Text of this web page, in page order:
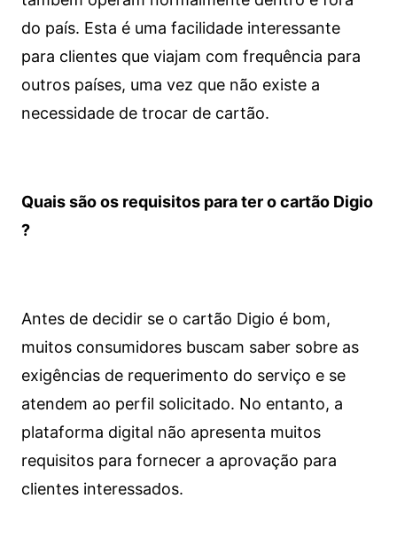
do país. Esta é uma facilidade interessante
para clientes que viajam com frequência para
outros países, uma vez que não existe a
necessidade de trocar de cartão.
Quais são os requisitos para ter o cartão Digio
?
Antes de decidir se o cartão Digio é bom,
muitos consumidores buscam saber sobre as
exigências de requerimento do serviço e se
atendem ao perfil solicitado. No entanto, a
plataforma digital não apresenta muitos
requisitos para fornecer a aprovação para
clientes interessados.